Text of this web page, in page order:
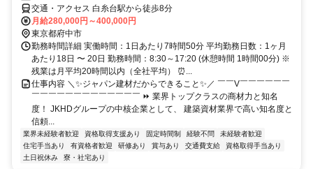
交通・アクセス 白糸台駅から徒歩8分
月給280,000円～400,000円
東京都府中市
勤務時間詳細 実働時間：1日あたり7時間50分 平均勤務日数：1ヶ月
あたり18日 〜 20日 勤務時間：8:30～17:20 (休憩時間 1時間00分) ※
残業は月平均20時間以内（全社平均） ⏰...
仕事内容 ＼✨ジャパン建材だからできること✨／ ￣￣V￣￣￣￣￣￣
￣￣￣￣￣￣￣￣￣￣￣￣￣ ⏩ 業界トップクラスの商材力と知名
度！ JKHDグループの中核企業として、 建築資材業界で高い知名度と
信頼...
業界未経験者歓迎 資格取得支援あり 固定時間制 経験不問
未経験者歓迎
住宅手当あり
有資格者歓迎 研修あり 賞与あり 交通費支給
資格取得手当あり
土日祝休み
寮・社宅あり